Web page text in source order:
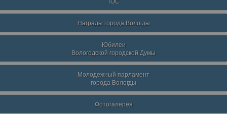
ТОС
Награды города Вологды
Юбилеи
Вологодской городской Думы
Молодежный парламент
города Вологды
Фотогалерея